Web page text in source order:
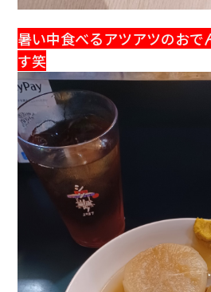
暑い中食べるアツアツのおで
す笑